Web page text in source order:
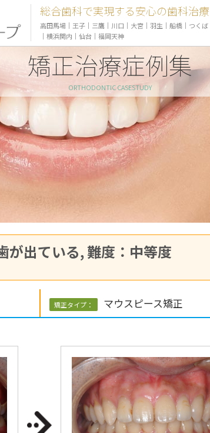
総合歯科で実現する安心の歯科治療
高田馬場 ｜ 王子 ｜ 三鷹 ｜ 川口 ｜ 大宮 ｜ 羽生 ｜ 船橋 ｜ つくば
｜ 横浜関内 ｜ 仙台 ｜ 福岡天神
矯正治療症例集
ORTHODONTIC CASESTUDY
が出ている, 難度：中等度
矯正タイプ： マウスピース矯正